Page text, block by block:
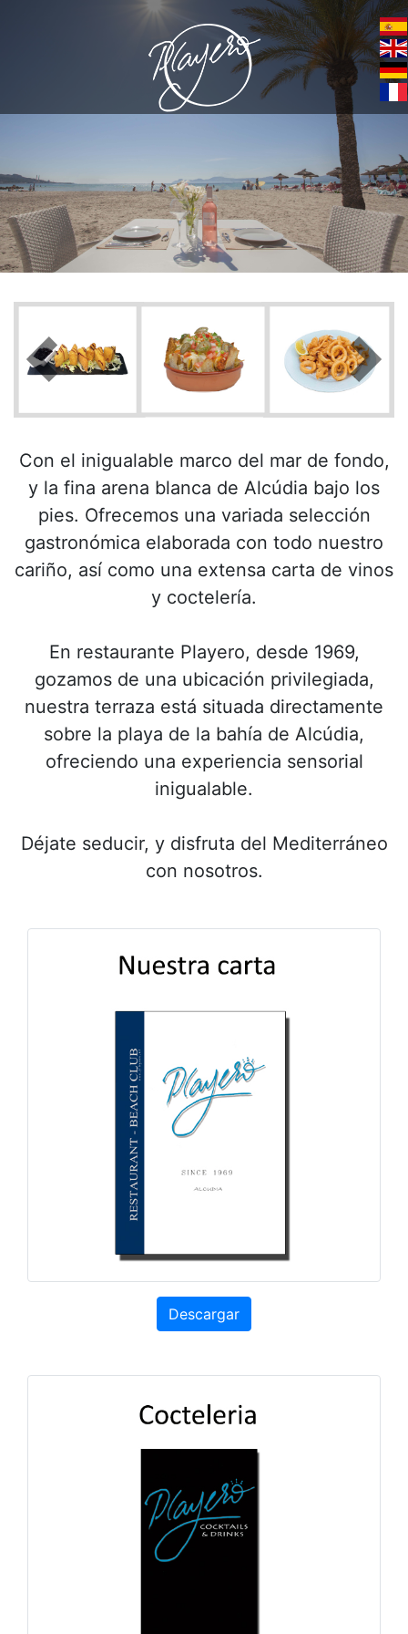
Con el inigualable marco del mar de fondo,
y la fina arena blanca de Alcúdia bajo los
pies. Ofrecemos una variada selección
gastronómica elaborada con todo nuestro
cariño, así como una extensa carta de vinos
y coctelería.
En restaurante Playero, desde 1969,
gozamos de una ubicación privilegiada,
nuestra terraza está situada directamente
sobre la playa de la bahía de Alcúdia,
ofreciendo una experiencia sensorial
inigualable.
Déjate seducir, y disfruta del Mediterráneo
con nosotros.
Descargar